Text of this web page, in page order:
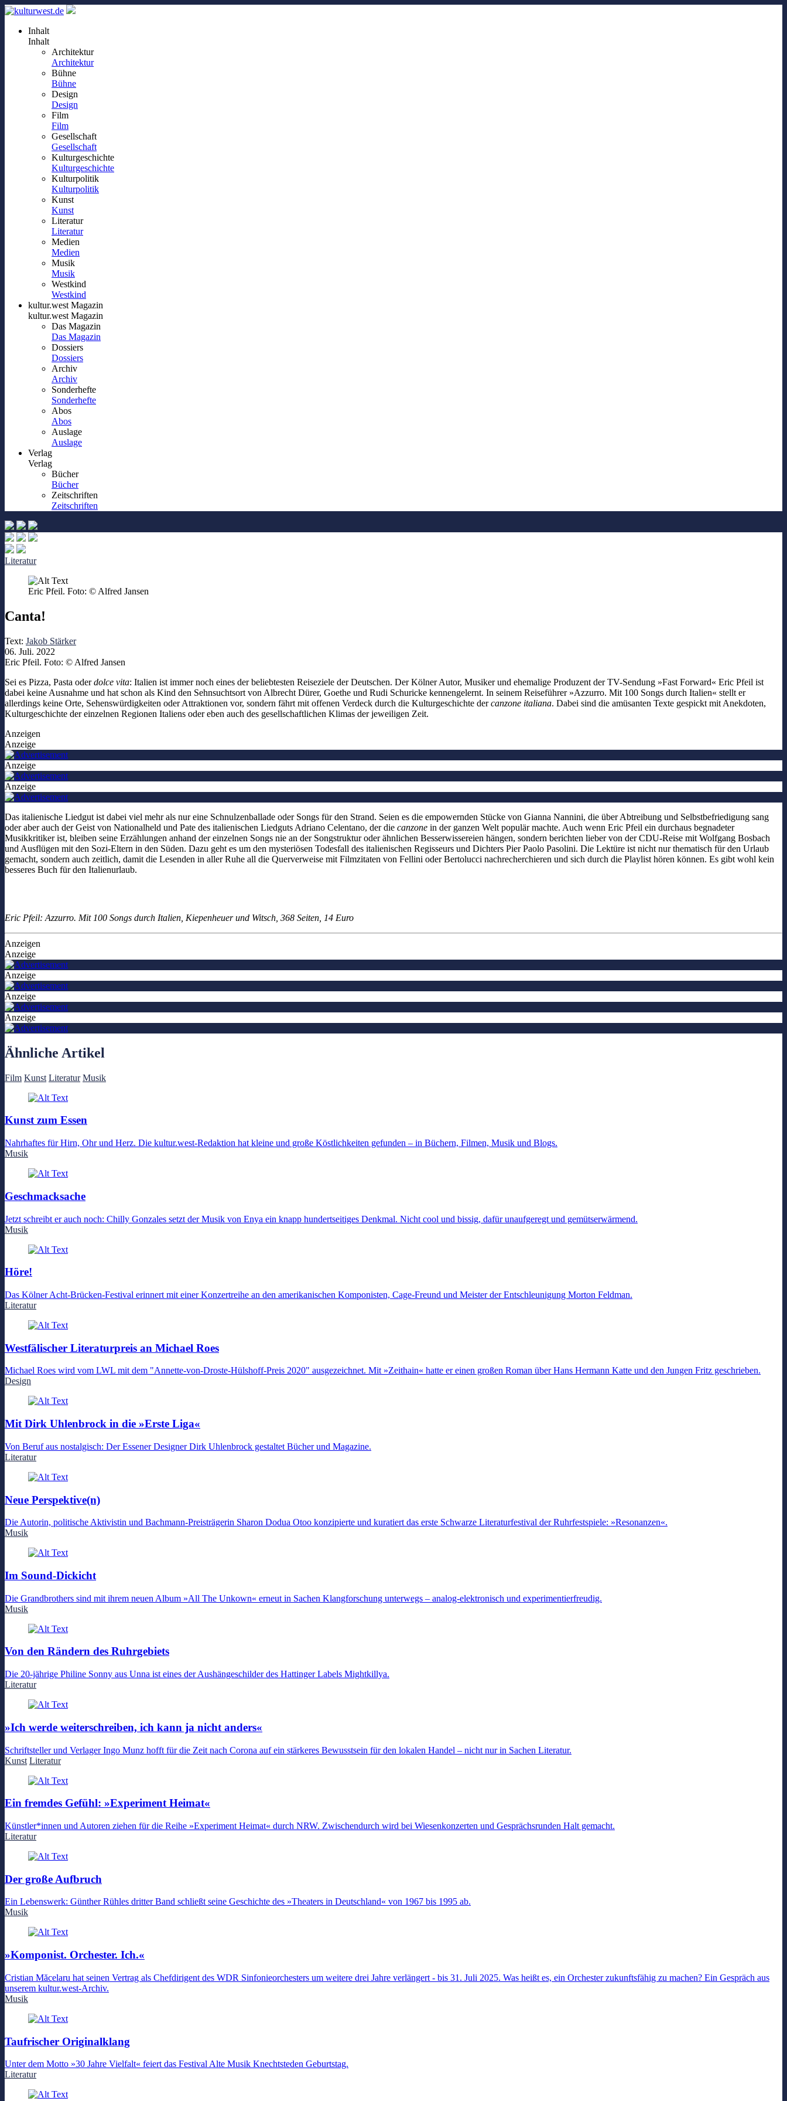
Inhalt
Inhalt
Architektur
Architektur
Bühne
Bühne
Design
Design
Film
Film
Gesellschaft
Gesellschaft
Kulturgeschichte
Kulturgeschichte
Kulturpolitik
Kulturpolitik
Kunst
Kunst
Literatur
Literatur
Medien
Medien
Musik
Musik
Westkind
Westkind
kultur.west Magazin
kultur.west Magazin
Das Magazin
Das Magazin
Dossiers
Dossiers
Archiv
Archiv
Sonderhefte
Sonderhefte
Abos
Abos
Auslage
Auslage
Verlag
Verlag
Bücher
Bücher
Zeitschriften
Zeitschriften
Literatur
Eric Pfeil. Foto: © Alfred Jansen
Canta!
Text: Jakob Stärker
06. Juli. 2022
Eric Pfeil. Foto: © Alfred Jansen
Sei es Pizza, Pasta oderdolce vita: Italien ist immer noch eines der beliebtesten Reiseziele der Deutschen. Der Kölner Autor, Musiker und ehemalige Produzent der TV-Sendung »Fast Forward« Eric Pfeil ist
dabei keine Ausnahme und hat schon als Kind den Sehnsuchtsort von Albrecht Dürer, Goethe und Rudi Schuricke kennengelernt. In seinem Reiseführer »Azzurro. Mit 100 Songs durch Italien« stellt er
allerdings keine Orte, Sehenswürdigkeiten oder Attraktionen vor, sondern fährt mit offenen Verdeck durch die Kulturgeschichte dercanzone italiana. Dabei sind die amüsanten Texte gespickt mit Anekdoten,
Kulturgeschichte der einzelnen Regionen Italiens oder eben auch des gesellschaftlichen Klimas der jeweiligen Zeit.
Anzeigen
Anzeige
Anzeige
Anzeige
Das italienische Liedgut ist dabei viel mehr als nur eine Schnulzenballade oder Songs für den Strand. Seien es die empowernden Stücke von Gianna Nannini, die über Abtreibung und Selbstbefriedigung sang
oder aber auch der Geist von Nationalheld und Pate des italienischen Liedguts Adriano Celentano, der die canzone in der ganzen Welt populär machte. Auch wenn Eric Pfeil ein durchaus begnadeter
Musikkritiker ist, bleiben seine Erzählungen anhand der einzelnen Songs nie an der Songstruktur oder ähnlichen Besserwissereien hängen, sondern berichten lieber von der CDU-Reise mit Wolfgang Bosbach
und Ausflügen mit den Sozi-Eltern in den Süden. Dazu geht es um den mysteriösen Todesfall des italienischen Regisseurs und Dichters Pier Paolo Pasolini. Die Lektüre ist nicht nur thematisch für den Urlaub
gemacht, sondern auch zeitlich, damit die Lesenden in aller Ruhe all die Querverweise mit Filmzitaten von Fellini oder Bertolucci nachrecherchieren und sich durch die Playlist hören können. Es gibt wohl kein
besseres Buch für den Italienurlaub.
Eric Pfeil: Azzurro. Mit 100 Songs durch Italien, Kiepenheuer und Witsch, 368 Seiten, 14 Euro
Anzeigen
Anzeige
Anzeige
Anzeige
Anzeige
Ähnliche Artikel
Film Kunst Literatur Musik
Kunst zum Essen
Nahrhaftes für Hirn, Ohr und Herz. Die kultur.west-Redaktion hat kleine und große Köstlichkeiten gefunden – in Büchern, Filmen, Musik und Blogs.
Musik
Geschmacksache
Jetzt schreibt er auch noch: Chilly Gonzales setzt der Musik von Enya ein knapp hundertseitiges Denkmal. Nicht cool und bissig, dafür unaufgeregt und gemütserwärmend.
Musik
Höre!
Das Kölner Acht-Brücken-Festival erinnert mit einer Konzertreihe an den amerikanischen Komponisten, Cage-Freund und Meister der Entschleunigung Morton Feldman.
Literatur
Westfälischer Literaturpreis an Michael Roes
Michael Roes wird vom LWL mit dem "Annette-von-Droste-Hülshoff-Preis 2020" ausgezeichnet. Mit »Zeithain« hatte er einen großen Roman über Hans Hermann Katte und den Jungen Fritz geschrieben.
Design
Mit Dirk Uhlenbrock in die »Erste Liga«
Von Beruf aus nostalgisch: Der Essener Designer Dirk Uhlenbrock gestaltet Bücher und Magazine.
Literatur
Neue Perspektive(n)
Die Autorin, politische Aktivistin und Bachmann-Preisträgerin Sharon Dodua Otoo konzipierte und kuratiert das erste Schwarze Literaturfestival der Ruhrfestspiele: »Resonanzen«.
Musik
Im Sound-Dickicht
Die Grandbrothers sind mit ihrem neuen Album »All The Unkown« erneut in Sachen Klangforschung unterwegs – analog-elektronisch und experimentierfreudig.
Musik
Von den Rändern des Ruhrgebiets
Die 20-jährige Philine Sonny aus Unna ist eines der Aushängeschilder des Hattinger Labels Mightkillya.
Literatur
»Ich werde weiterschreiben, ich kann ja nicht anders«
Schriftsteller und Verlager Ingo Munz hofft für die Zeit nach Corona auf ein stärkeres Bewusstsein für den lokalen Handel – nicht nur in Sachen Literatur.
Kunst Literatur
Ein fremdes Gefühl: »Experiment Heimat«
Künstler*innen und Autoren ziehen für die Reihe »Experiment Heimat« durch NRW. Zwischendurch wird bei Wiesenkonzerten und Gesprächsrunden Halt gemacht.
Literatur
Der große Aufbruch
Ein Lebenswerk: Günther Rühles dritter Band schließt seine Geschichte des »Theaters in Deutschland« von 1967 bis 1995 ab.
Musik
»Komponist. Orchester. Ich.«
Cristian Măcelaru hat seinen Vertrag als Chefdirigent des WDR Sinfonieorchesters um weitere drei Jahre verlängert - bis 31. Juli 2025. Was heißt es, ein Orchester zukunftsfähig zu machen? Ein Gespräch aus
unserem kultur.west-Archiv.
Musik
Taufrischer Originalklang
Unter dem Motto »30 Jahre Vielfalt« feiert das Festival Alte Musik Knechtsteden Geburtstag.
Literatur